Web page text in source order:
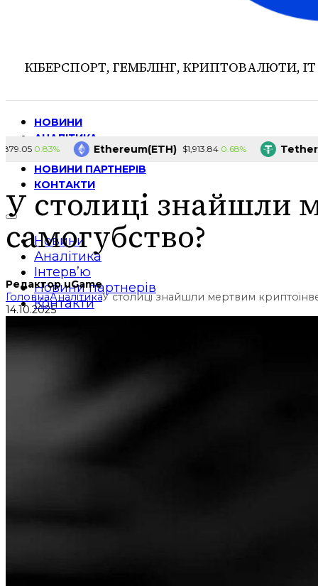
КІБЕРСПОРТ, ГЕМБЛІНГ, КРИПТОВАЛЮТИ, ІТ
НОВИНИ
АНАЛІТИКА
ІНТЕРВ’Ю
НОВИНИ ПАРТНЕРІВ
КОНТАКТИ
Новини
Аналітика
Інтерв’ю
Новини партнерів
Контакти
Ethereum(ETH) $1,913.84 0.68%
У столиці знайшли
самогубство?
Редактор uGame
ГоловнаАналітикаУ столиці знайшли мертвим
14.10.2025